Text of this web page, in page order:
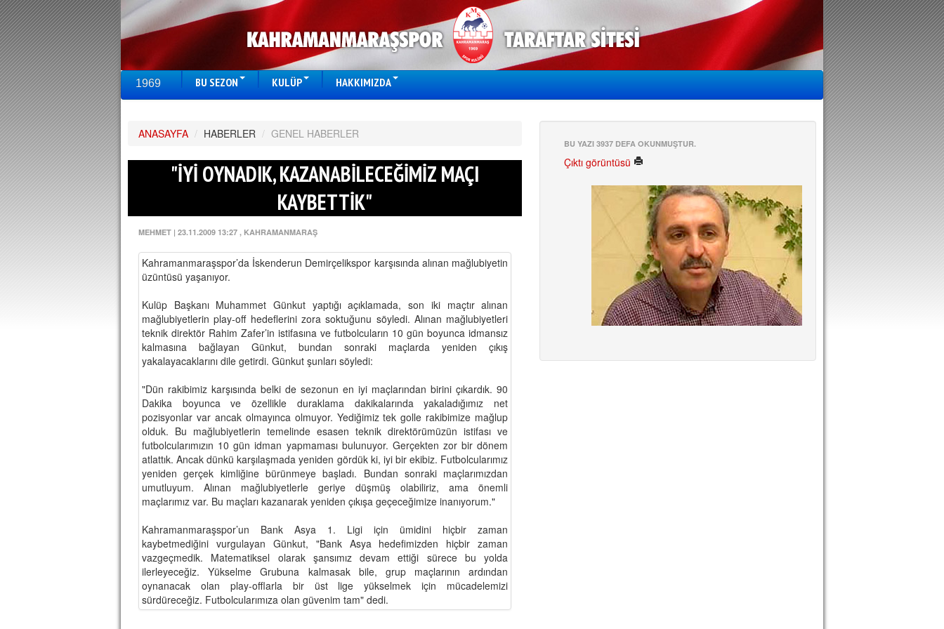
1969 BU SEZON KULÜP HAKKIMIZDA
ANASAYFA / HABERLER / GENEL HABERLER
"İYİ OYNADIK, KAZANABİLECEĞİMİZ MAÇI
KAYBETTİK"
MEHMET | 23.11.2009 13:27 , KAHRAMANMARAŞ
Kahramanmaraşspor’da İskenderun Demirçelikspor karşısında alınan mağlubiyetin
üzüntüsü yaşanıyor.
Kulüp Başkanı Muhammet Günkut yaptığı açıklamada, son iki maçtır alınan
mağlubiyetlerin play-off hedeflerini zora soktuğunu söyledi. Alınan mağlubiyetleri
teknik direktör Rahim Zafer’in istifasına ve futbolcuların 10 gün boyunca idmansız
kalmasına bağlayan Günkut, bundan sonraki maçlarda yeniden çıkış
yakalayacaklarını dile getirdi. Günkut şunları söyledi:
"Dün rakibimiz karşısında belki de sezonun en iyi maçlarından birini çıkardık. 90
Dakika boyunca ve özellikle duraklama dakikalarında yakaladığımız net
pozisyonlar var ancak olmayınca olmuyor. Yediğimiz tek golle rakibimize mağlup
olduk. Bu mağlubiyetlerin temelinde esasen teknik direktörümüzün istifası ve
futbolcularımızın 10 gün idman yapmaması bulunuyor. Gerçekten zor bir dönem
atlattık. Ancak dünkü karşılaşmada yeniden gördük ki, iyi bir ekibiz. Futbolcularımız
yeniden gerçek kimliğine bürünmeye başladı. Bundan sonraki maçlarımızdan
umutluyum. Alınan mağlubiyetlerle geriye düşmüş olabiliriz, ama önemli
maçlarımız var. Bu maçları kazanarak yeniden çıkışa geçeceğimize inanıyorum."
Kahramanmaraşspor’un Bank Asya 1. Ligi için ümidini hiçbir zaman
kaybetmediğini vurgulayan Günkut, "Bank Asya hedefimizden hiçbir zaman
vazgeçmedik. Matematiksel olarak şansımız devam ettiği sürece bu yolda
ilerleyeceğiz. Yükselme Grubuna kalmasak bile, grup maçlarının ardından
oynanacak olan play-offlarla bir üst lige yükselmek için mücadelemizi
sürdüreceğiz. Futbolcularımıza olan güvenim tam" dedi.
BU YAZI 3937 DEFA OKUNMUŞTUR.
Çıktı görüntüsü